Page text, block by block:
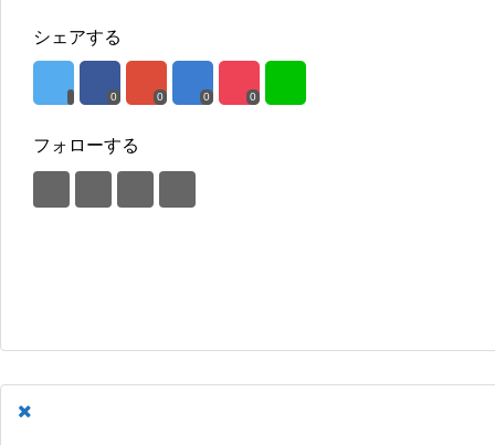
シェアする
0 0 0 0
フォローする